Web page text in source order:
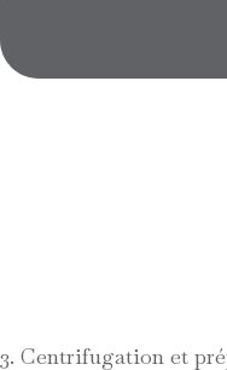
3. Centrifugation et